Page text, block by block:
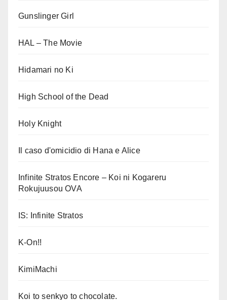
Gunslinger Girl
HAL – The Movie
Hidamari no Ki
High School of the Dead
Holy Knight
Il caso d'omicidio di Hana e Alice
Infinite Stratos Encore – Koi ni Kogareru
Rokujuusou OVA
IS: Infinite Stratos
K-On!!
KimiMachi
Koi to senkyo to chocolate.